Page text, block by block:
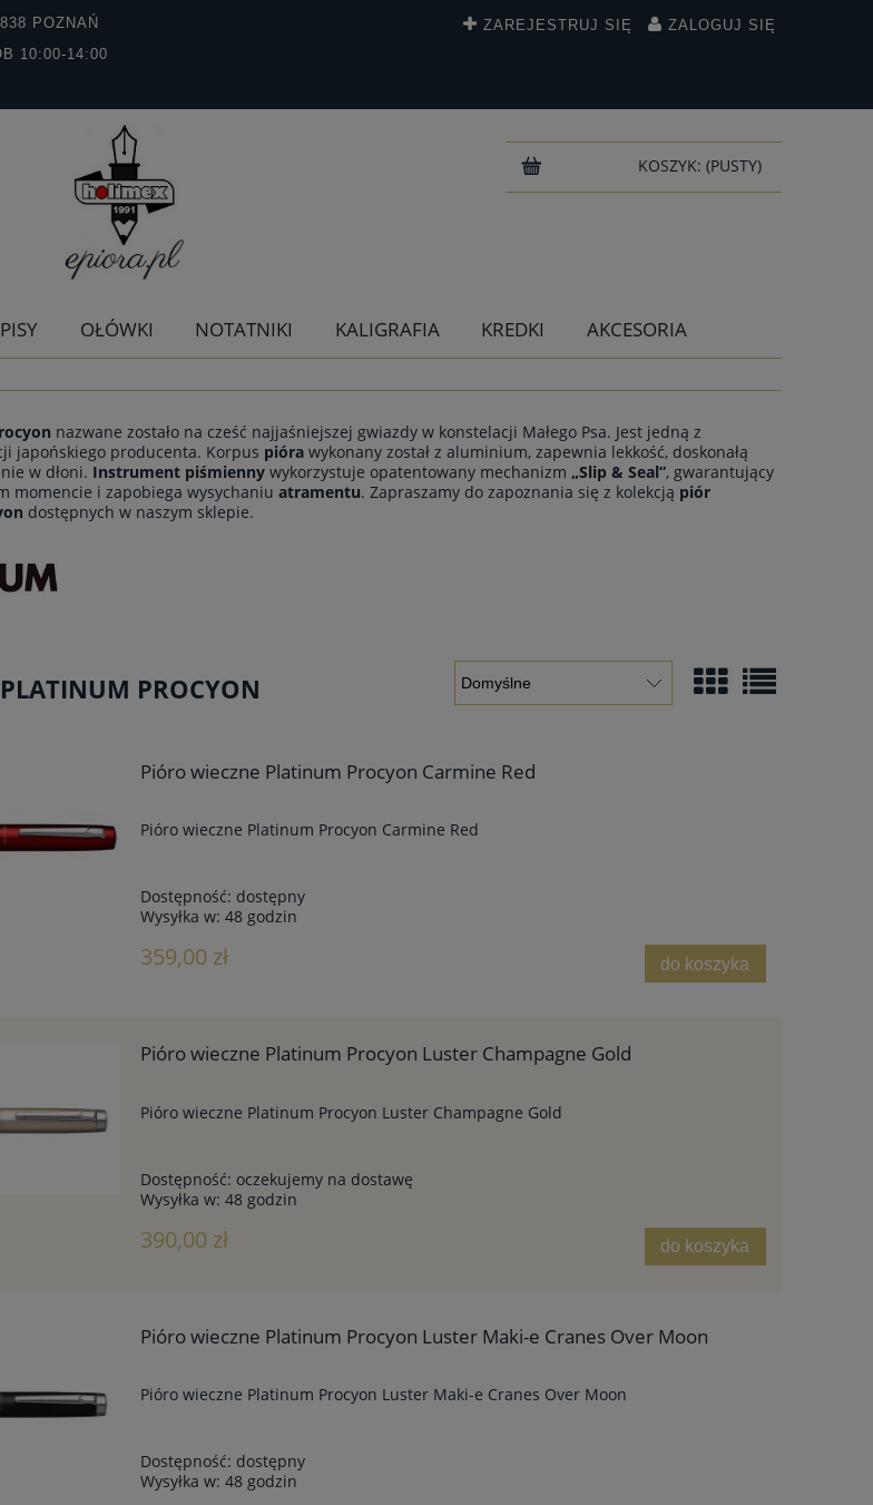
POZNAŃ
10:00-14:00
ZAREJESTRUJ SIĘ ZALOGUJ SIĘ
KOSZYK: (PUSTY)
OŁÓWKI NOTATNIKI KALIGRAFIA KREDKI
AKCESORIA
nazwane zostało na cześć najjaśniejszej gwiazdy w konstelacji Małego Psa. Jest jedną z
japońskiego producenta. Korpus pióra wykonany został z aluminium, zapewnia lekkość, doskonałą
w dłoni. Instrument piśmienny wykorzystuje opatentowany mechanizm „Slip & Seal”, gwarantujący
momencie i zapobiega wysychaniu atramentu. Zapraszamy do zapoznania się z kolekcją piór
dostępnych w naszym sklepie.
PROCYON
Pióro wieczne Platinum Procyon Carmine Red
Pióro wieczne Platinum Procyon Carmine Red
Dostępność: dostępny
Wysyłka w: 48 godzin
359,00 zł do koszyka
Pióro wieczne Platinum Procyon Luster Champagne Gold
Pióro wieczne Platinum Procyon Luster Champagne Gold
Dostępność: oczekujemy na dostawę
Wysyłka w: 48 godzin
390,00 zł do koszyka
Pióro wieczne Platinum Procyon Luster Maki-e Cranes Over Moon
Pióro wieczne Platinum Procyon Luster Maki-e Cranes Over Moon
Dostępność: dostępny
Wysyłka w: 48 godzin